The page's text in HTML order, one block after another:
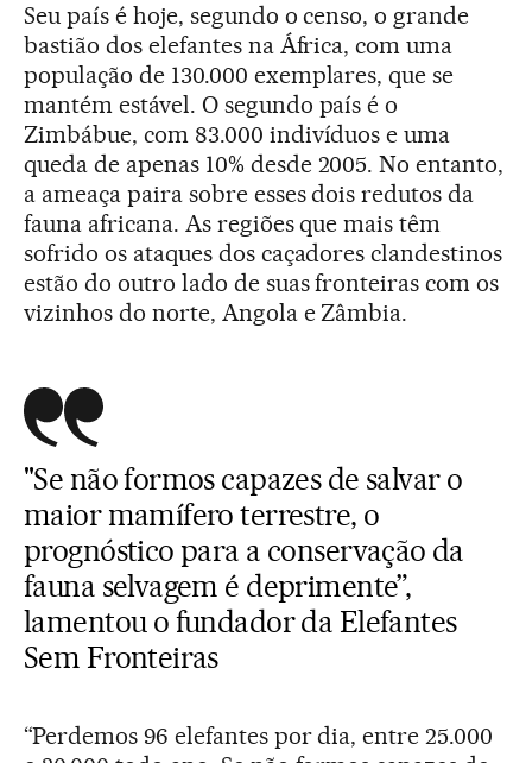
Seu país é hoje, segundo o censo, o grande
bastião dos elefantes na África, com uma
população de 130.000 exemplares, que se
mantém estável. O segundo país é o
Zimbábue, com 83.000 indivíduos e uma
queda de apenas 10% desde 2005. No entanto,
a ameaça paira sobre esses dois redutos da
fauna africana. As regiões que mais têm
sofrido os ataques dos caçadores clandestinos
estão do outro lado de suas fronteiras com os
vizinhos do norte, Angola e Zâmbia.
"Se não formos capazes de salvar o
maior mamífero terrestre, o
prognóstico para a conservação da
fauna selvagem é deprimente”,
lamentou o fundador da Elefantes
Sem Fronteiras
“Perdemos 96 elefantes por dia, entre 25.000